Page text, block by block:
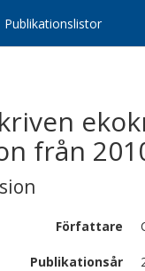
Publikationslistor
från
Författare
Publikationsår